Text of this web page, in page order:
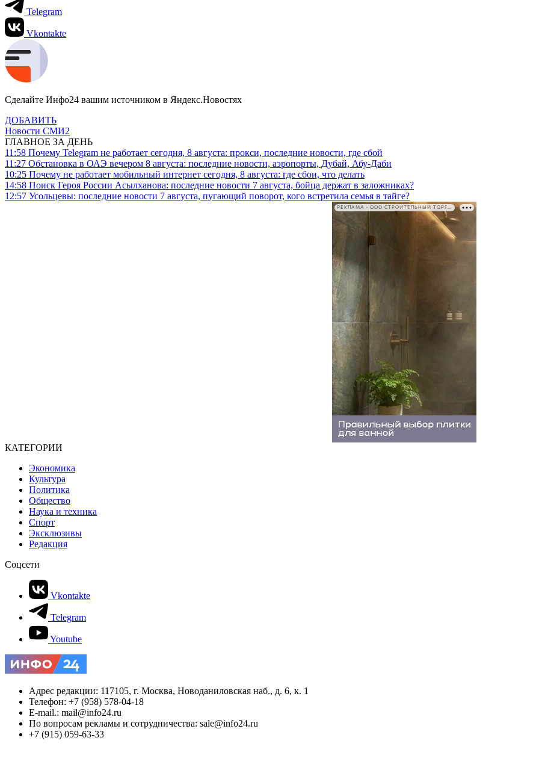
Telegram
Vkontakte
Сделайте Инфо24 вашим источником в Яндекс.Новостях
ДОБАВИТЬ
Новости СМИ2
ГЛАВНОЕ ЗА ДЕНЬ
11:58 Почему Telegram не работает сегодня, 8 августа: прокси, последние новости, где сбой
11:27 Обстановка в ОАЭ вечером 8 августа: последние новости, аэропорты, Дубай, Абу-Даби
10:25 Почему не работает мобильный интернет сегодня, 8 августа: где сбои, что делать
14:58 Поиск Героя России Асылханова: последние новости 7 августа, бойца держат в заложниках?
12:57 Усольцевы: последние новости 7 августа, пугающий поворот, кого встретила семья в тайге?
РЕКЛАМА • ООО СТРОИТЕЛЬНЫЙ ТОРГОВЫЙ ДОМ «ПЕТРОВИЧ». ИНН: 7802348846
КАТЕГОРИИ
Экономика
Культура
Политика
Общество
Наука и техника
Спорт
Эксклюзивы
Редакция
Соцсети
Vkontakte
Telegram
Youtube
Адрес редакции: 117105, г. Москва, Новоданиловская наб., д. 6, к. 1
Телефон: +7 (958) 578-04-18
E-mail.: mail@info24.ru
По вопросам рекламы и сотрудничества: sale@info24.ru
+7 (915) 059-63-33